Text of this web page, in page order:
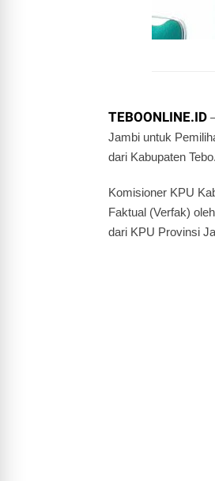
TEBOONLINE.ID
Jambi untuk
dari Kabupaten Tebo.
Komisioner KPU
Faktual (Verfak)
dari KPU Provinsi